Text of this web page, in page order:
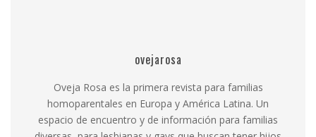
ovejarosa
Oveja Rosa es la primera revista para familias
homoparentales en Europa y América Latina. Un
espacio de encuentro y de información para familias